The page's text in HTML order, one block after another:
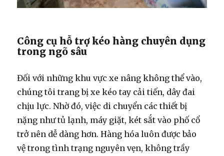
Công cụ hỗ trợ kéo hàng chuyên dụng
trong ngõ sâu
Đối với những khu vực xe nâng không thể vào,
chúng tôi trang bị xe kéo tay cải tiến, dây đai
chịu lực. Nhờ đó, việc di chuyển các thiết bị
nặng như tủ lạnh, máy giặt, két sắt vào phố cổ
trở nên dễ dàng hơn. Hàng hóa luôn được bảo
vệ trong tình trạng nguyên vẹn, không trầy